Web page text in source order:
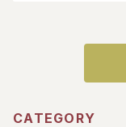
CATEGORY